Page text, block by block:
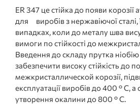
ER 347 це стійка до появи корозії
для виробів з нержавіючої сталі,
випадках, коли до металу шва
вимоги по стійкості до
Введення до складу прутка
забезпечити високу стійкість до
межкристаллической корозії,
експлуатації виробів до 400 ° C, а
утворення окалини до 800 ° C.